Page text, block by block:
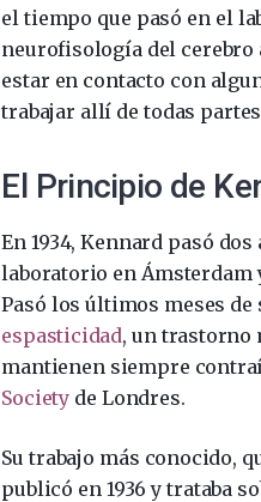
el tiempo que pasó en el
neurofisología del cerebro
estar en contacto con
trabajar allí de todas
El Principio de
En 1934, Kennard pasó
laboratorio en
Pasó los últimos meses
espasticidad, un trastorno
mantienen siempre
Societyde Londres.
Su trabajo más conocido,
publicó en 1936 y trataba